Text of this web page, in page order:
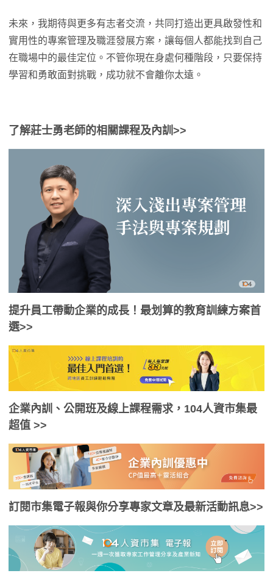
未來，我期待與更多有志者交流，共同打造出更具啟發性和
實用性的專案管理及職涯發展方案，讓每個人都能找到自己
在職場中的最佳定位。不管你現在身處何種階段，只要保持
學習和勇敢面對挑戰，成功就不會離你太遠。
了解莊士勇老師的相關課程及內訓>>
提升員工帶動企業的成長！最划算的教育訓練方案首
選>>
企業內訓、公開班及線上課程需求，104人資市集最
超值 >>
訂閱市集電子報與你分享專家文章及最新活動訊息>>